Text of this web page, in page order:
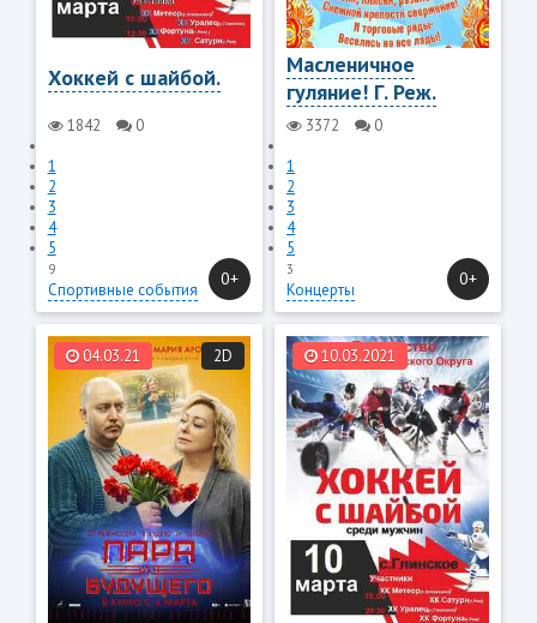
Хоккей с шайбой.
1842
0
1
2
3
4
5
9
Спортивные события
0+
Масленичное
гуляние! Г. Реж.
3372
0
1
2
3
4
5
3
Концерты
0+
2D
04.03.21 10.03.2021